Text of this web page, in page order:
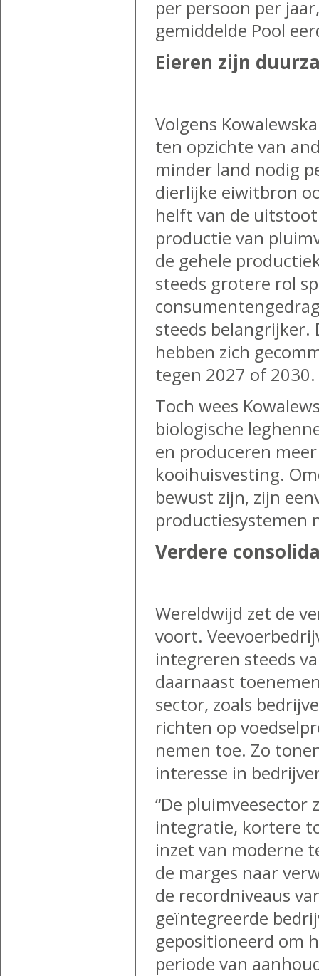
per persoon per
gemiddelde Pool
Eieren zijn
Volgens
ten opzichte van
minder land nodig
dierlijke eiwitbron
helft van de
productie van
de gehele
steeds grotere rol
steeds belangrijker.
hebben zich
tegen 2027 of 2030.
Toch wees
biologische
en produceren
kooihuisvesting.
bewust zijn, zijn
productiesystemen
Verdere
Wereldwijd zet de
voort.
integreren steeds
daarnaast
sector, zoals
richten op
nemen toe. Zo
interesse in
“De pluimveesector
integratie, kortere
inzet van moderne
de marges naar
de recordniveaus
geïntegreerde
gepositioneerd om
periode van